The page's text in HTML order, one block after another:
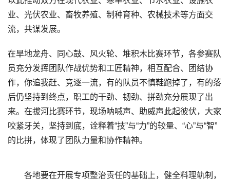
业、光伏农业、畜牧养殖、制种育种、农械技术等方面交
流，共谋发展。
在旱地龙舟、同心鼓、风火轮、堆积木比赛环节，各参赛队
员充分发挥团队作战优势和工匠精神，相互配合、团结协
作，你追我赶、竞逐一流，有的队员不慎鞋跑掉了，有的落
后仍坚持到终点，职工的干劲、韧劲、拼劲充分展现了出
来。在拔河比赛环节，现场呐喊声、助威声此起彼伏，大家
咬紧牙关，坚持到底，诠释着“技”与“力”的较量、“心”与“智”
的比拼，体现了团队力量和协作精神。
各地要在开展专项整治责任的基础上，健全料理轨制，